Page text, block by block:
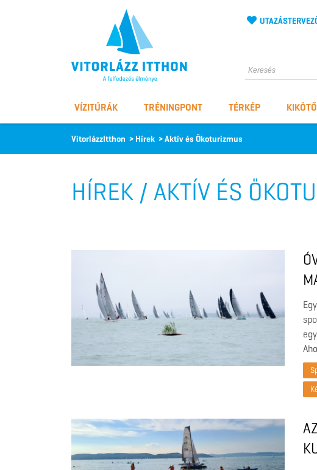
Vitorlázz itthon
VÍZITÚRÁK TRÉNINGPONT TÉRKÉP
VitorlázzItthon > Hírek >Aktív és Ökoturizmus
HÍREK / AKTÍV ÉS